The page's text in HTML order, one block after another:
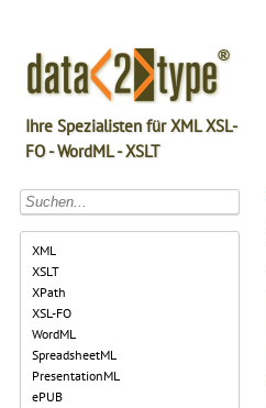
Ihre Spezialisten für XML XSL-
FO - WordML - XSLT
XML
XSLT
XPath
XSL-FO
WordML
SpreadsheetML
PresentationML
ePUB